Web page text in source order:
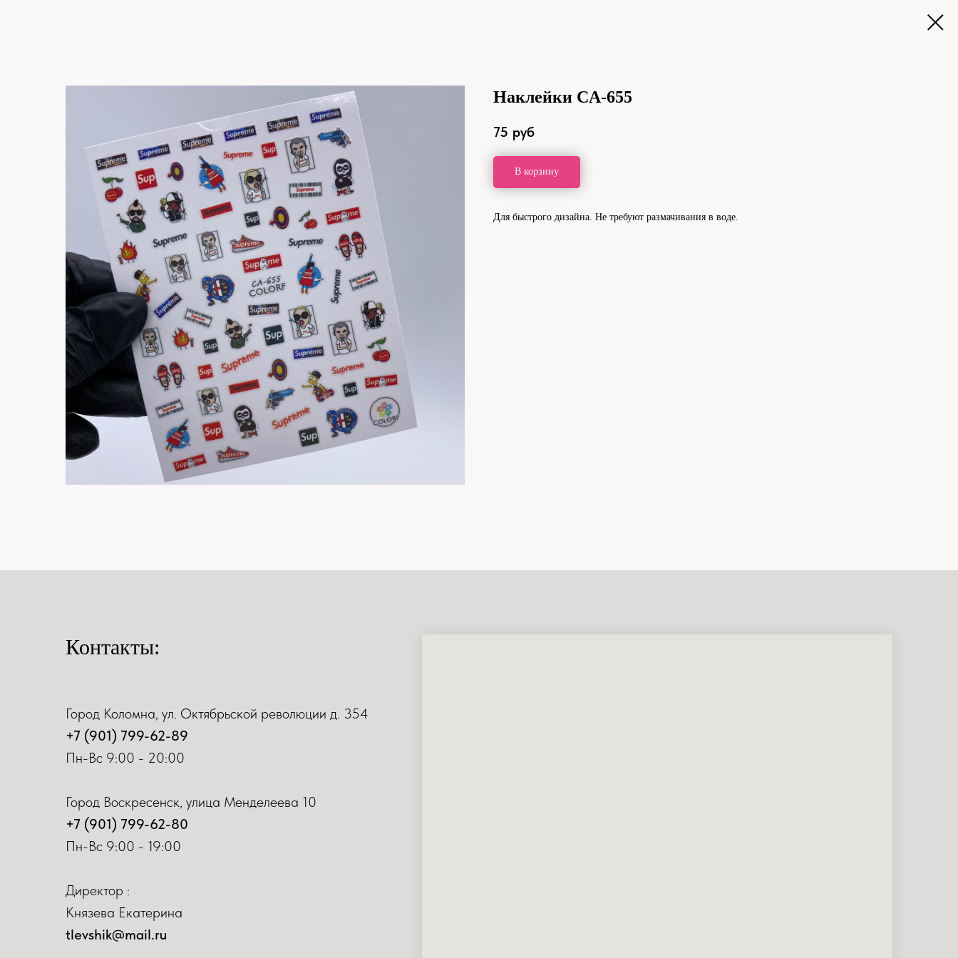
Наклейки CA-655
75 руб
В корзину
Для быстрого дизайна. Не требуют размачивания в воде.
Контакты:
Город Коломна, ул. Октябрьской революции д. 354
+7 (901) 799-62-89
Пн-Вс 9:00 - 20:00
Город Воскресенск, улица Менделеева 10
+7 (901) 799-62-80
Пн-Вс 9:00 - 19:00
Директор :
Князева Екатерина
tlevshik@mail.ru